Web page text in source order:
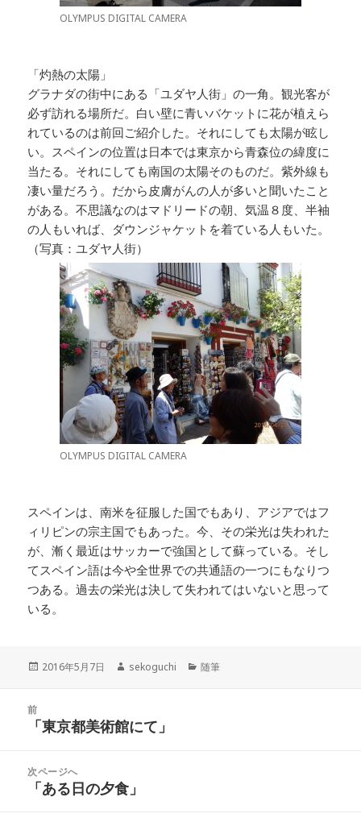
OLYMPUS DIGITAL CAMERA
「灼熱の太陽」
グラナダの街中にある「ユダヤ人街」の一角。観光客が
必ず訪れる場所だ。白い壁に青いバケットに花が植えら
れているのは前回ご紹介した。それにしても太陽が眩し
い。スペインの位置は日本では東京から青森位の緯度に
当たる。それにしても南国の太陽そのものだ。紫外線も
凄い量だろう。だから皮膚がんの人が多いと聞いたこと
がある。不思議なのはマドリードの朝、気温８度、半袖
の人もいれば、ダウンジャケットを着ている人もいた。
（写真：ユダヤ人街）
OLYMPUS DIGITAL CAMERA
スペインは、南米を征服した国でもあり、アジアではフ
ィリピンの宗主国でもあった。今、その栄光は失われた
が、漸く最近はサッカーで強国として蘇っている。そし
てスペイン語は今や全世界での共通語の一つにもなりつ
つある。過去の栄光は決して失われてはいないと思って
いる。
投
2016年5月7日
作
sekoguchi
カ
随筆
前
前
投
稿:
「東京都美術館にて」
次ページへ
次「ある日の夕食」